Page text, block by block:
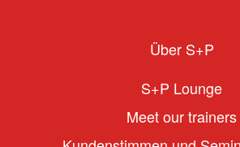
Über S+P
S+P Lounge
Meet our trainers